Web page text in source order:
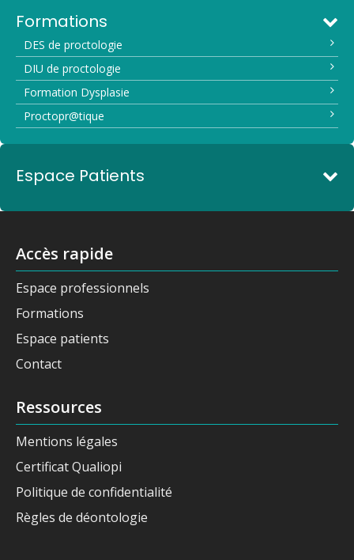
Formations
DES de proctologie
DIU de proctologie
Formation Dysplasie
Proctopr@tique
Espace Patients
Accès rapide
Espace professionnels
Formations
Espace patients
Contact
Ressources
Mentions légales
Certificat Qualiopi
Politique de confidentialité
Règles de déontologie